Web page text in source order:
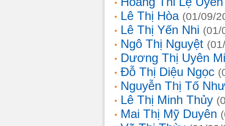
Lê Thị Hòa (01/09/
Lê Thị Yến Nhi (01/
Ngô Thị Nguyệt
Dương Thị Uyên Mi
Đỗ Thị Diệu Ngọc
Nguyễn Thị Tố Như
Lê Thị Minh Thủy
Mai Thị Mỹ Duyên